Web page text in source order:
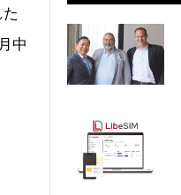
中